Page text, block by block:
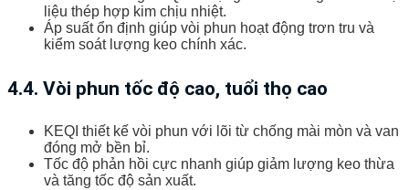
liệu thép hợp kim chịu nhiệt.
Áp suất ổn định giúp vòi phun hoạt động trơn tru và
kiểm soát lượng keo chính xác.
4.4. Vòi phun tốc độ cao, tuổi thọ cao
KEQI thiết kế vòi phun với lõi từ chống mài mòn và van
đóng mở bền bỉ.
Tốc độ phản hồi cực nhanh giúp giảm lượng keo thừa
và tăng tốc độ sản xuất.